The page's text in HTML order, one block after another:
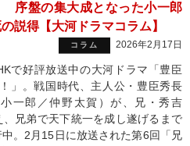
序盤の集大成となった小一郎
説得【大河ドラマコラム】
コラム 2026年2月17日
で好評放送中の大河ドラマ「豊臣
」。戦国時代、主人公・豊臣秀長
小一郎／仲野太賀）が、兄・秀吉
、兄弟で天下統一を成し遂げるまで
。2月15日に放送された第6回「兄